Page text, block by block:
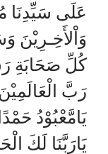
عَلَى سَيِّدِنَا
وَاْلأَخِـرِيْنَ
كُلِّ صَحَابَةِ
رَبَّ
يَامَّعْبُوْدُ
يَارَبَّنَا لَكَ